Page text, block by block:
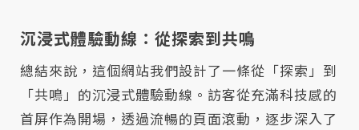
沉浸式體驗動線：從探索到共鳴
總結來說，這個網站我們設計了一條從「探索」到
「共鳴」的沉浸式體驗動線。訪客從充滿科技感的
首屏作為開場，透過流暢的頁面滾動，逐步深入了